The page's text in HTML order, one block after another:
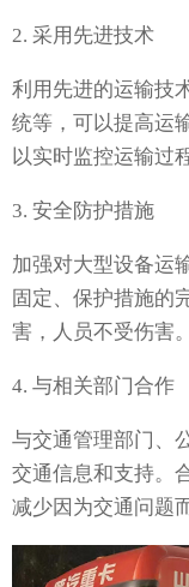
2. 采用先进技术
利用先进的运输技
统等，可以提高运
以实时监控运输过
3. 安全防护措施
加强对大型设备运
固定、保护措施的
害，人员不受伤害。
4. 与相关部门合作
与交通管理部门、
交通信息和支持。
减少因为交通问题